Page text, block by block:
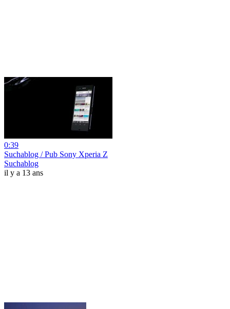
0:39
Suchablog / Pub Sony Xperia Z
Suchablog
il y a 13 ans